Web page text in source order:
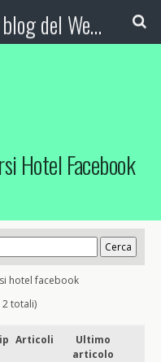
Booking Blog™ - Il blog del Web Marketing Turistico
Hotel Facebook
hotel facebook
2 totali)
Articoli
Ultimo
articolo